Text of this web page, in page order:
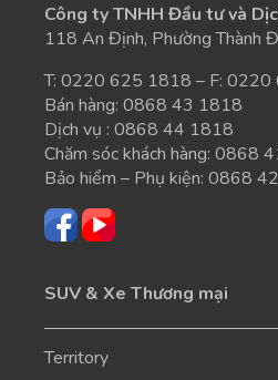
Công ty TNHH Đầu tư và
118 An Định, Phường Thành
T: 0220 625 1818 – F:
Bán hàng: 0868 43 1818
Dịch vụ : 0868 44 1818
Chăm sóc khách hàng: 0868
Bảo hiểm – Phụ kiện: 0868
SUV & Xe Thương mại
Territory